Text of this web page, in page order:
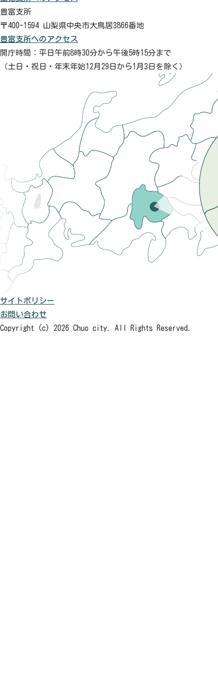
豊富支所
〒400-1594 山梨県中央市大鳥居3866番地
豊富支所へのアクセス
開庁時間：平日午前8時30分から午後5時15分まで
（土日・祝日・年末年始12月29日から1月3日を除く）
サイトポリシー
お問い合わせ
Copyright (c) 2026 Chuo city. All Rights Reserved.